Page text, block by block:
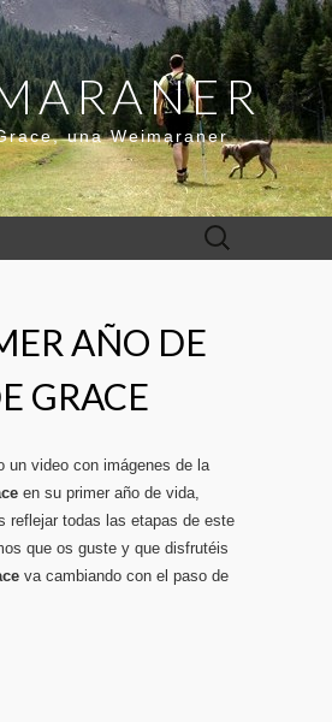
una Weimaraner
Buscar:
AÑO DE
GRACE
un video con imágenes de la
en su primer año de vida,
reflejar todas las etapas de este
que os guste y que disfrutéis
va cambiando con el paso de